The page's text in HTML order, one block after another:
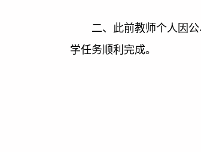
二、此前教师个人因
学任务顺利完成。